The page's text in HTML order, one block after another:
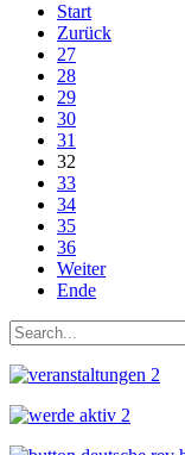
Start
Zurück
27
28
29
30
31
32
33
34
35
36
Weiter
Ende